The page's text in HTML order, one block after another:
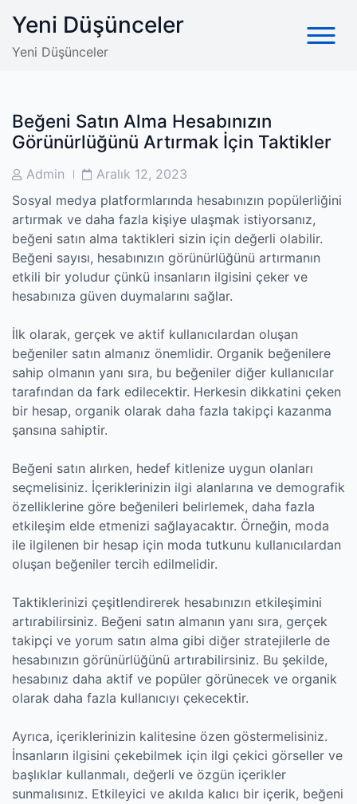
content
Yeni Düşünceler
Yeni Düşünceler
Beğeni Satın Alma Hesabınızın
Görünürlüğünü Artırmak İçin Taktikler
PostAdmin
PostAralık 12, 2023
Sosyal medya platformlarında hesabınızın popülerliğini
artırmak ve daha fazla kişiye ulaşmak istiyorsanız,
beğeni satın alma taktikleri sizin için değerli olabilir.
Beğeni sayısı, hesabınızın görünürlüğünü artırmanın
etkili bir yoludur çünkü insanların ilgisini çeker ve
hesabınıza güven duymalarını sağlar.
İlk olarak, gerçek ve aktif kullanıcılardan oluşan
beğeniler satın almanız önemlidir. Organik beğenilere
sahip olmanın yanı sıra, bu beğeniler diğer kullanıcılar
tarafından da fark edilecektir. Herkesin dikkatini çeken
bir hesap, organik olarak daha fazla takipçi kazanma
şansına sahiptir.
Beğeni satın alırken, hedef kitlenize uygun olanları
seçmelisiniz. İçeriklerinizin ilgi alanlarına ve demografik
özelliklerine göre beğenileri belirlemek, daha fazla
etkileşim elde etmenizi sağlayacaktır. Örneğin, moda
ile ilgilenen bir hesap için moda tutkunu kullanıcılardan
oluşan beğeniler tercih edilmelidir.
Taktiklerinizi çeşitlendirerek hesabınızın etkileşimini
artırabilirsiniz. Beğeni satın almanın yanı sıra, gerçek
takipçi ve yorum satın alma gibi diğer stratejilerle de
hesabınızın görünürlüğünü artırabilirsiniz. Bu şekilde,
hesabınız daha aktif ve popüler görünecek ve organik
olarak daha fazla kullanıcıyı çekecektir.
Ayrıca, içeriklerinizin kalitesine özen göstermelisiniz.
İnsanların ilgisini çekebilmek için ilgi çekici görseller ve
başlıklar kullanmalı, değerli ve özgün içerikler
sunmalısınız. Etkileyici ve akılda kalıcı bir içerik, beğeni